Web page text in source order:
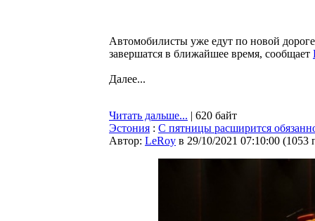
Автомобилисты уже едут по новой
завершатся в ближайшее время, сообщает
Далее...
Читать дальше... | 620 байт
Эстония : С пятницы расширится
Автор: LeRoy в 29/10/2021 07:10:00 (1053